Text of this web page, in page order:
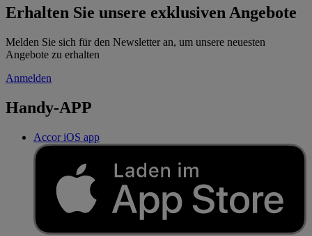
Erhalten Sie unsere exklusiven Angebote
Melden Sie sich für den Newsletter an, um unsere neuesten
Angebote zu erhalten
Anmelden
Handy-APP
Accor iOS app